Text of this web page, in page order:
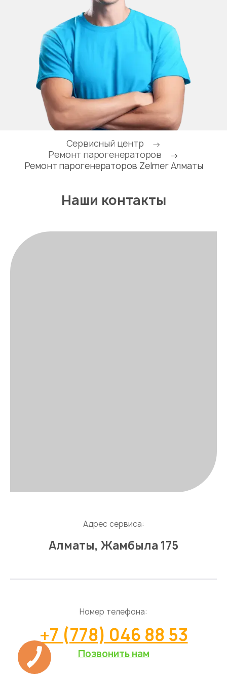
Сервисный центр
→
Ремонт парогенераторов
→
Ремонт парогенераторов Zelmer Алматы
Наши контакты
Адрес сервиса:
Алматы, Жамбыла 175
Номер телефона:
+7 (778) 046 88 53
Позвонить нам